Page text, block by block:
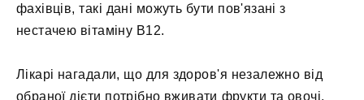
фахівців, такі дані можуть бути пов'язані з
нестачею вітаміну В12.
Лікарі нагадали, що для здоров'я незалежно від
обраної дієти потрібно вживати фрукти та овочі,